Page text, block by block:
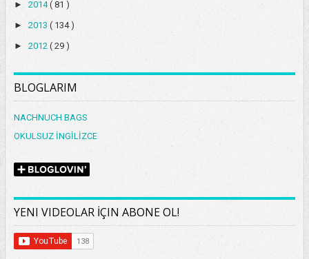
► 2014( 81 )
► 2013 ( 134 )
► 2012 ( 29 )
BLOGLARIM
NACHNUCH BAGS
OKULSUZ İNGİLİZCE
YENI VIDEOLAR İÇIN ABONE OL!